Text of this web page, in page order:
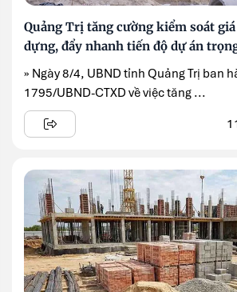
Quảng Trị tăng cường kiểm soát
dựng, đẩy nhanh tiến độ dự án
» Ngày 8/4, UBND tỉnh Quảng Trị ban hành Công
1795/UBND-CTXD về việc tăng ...